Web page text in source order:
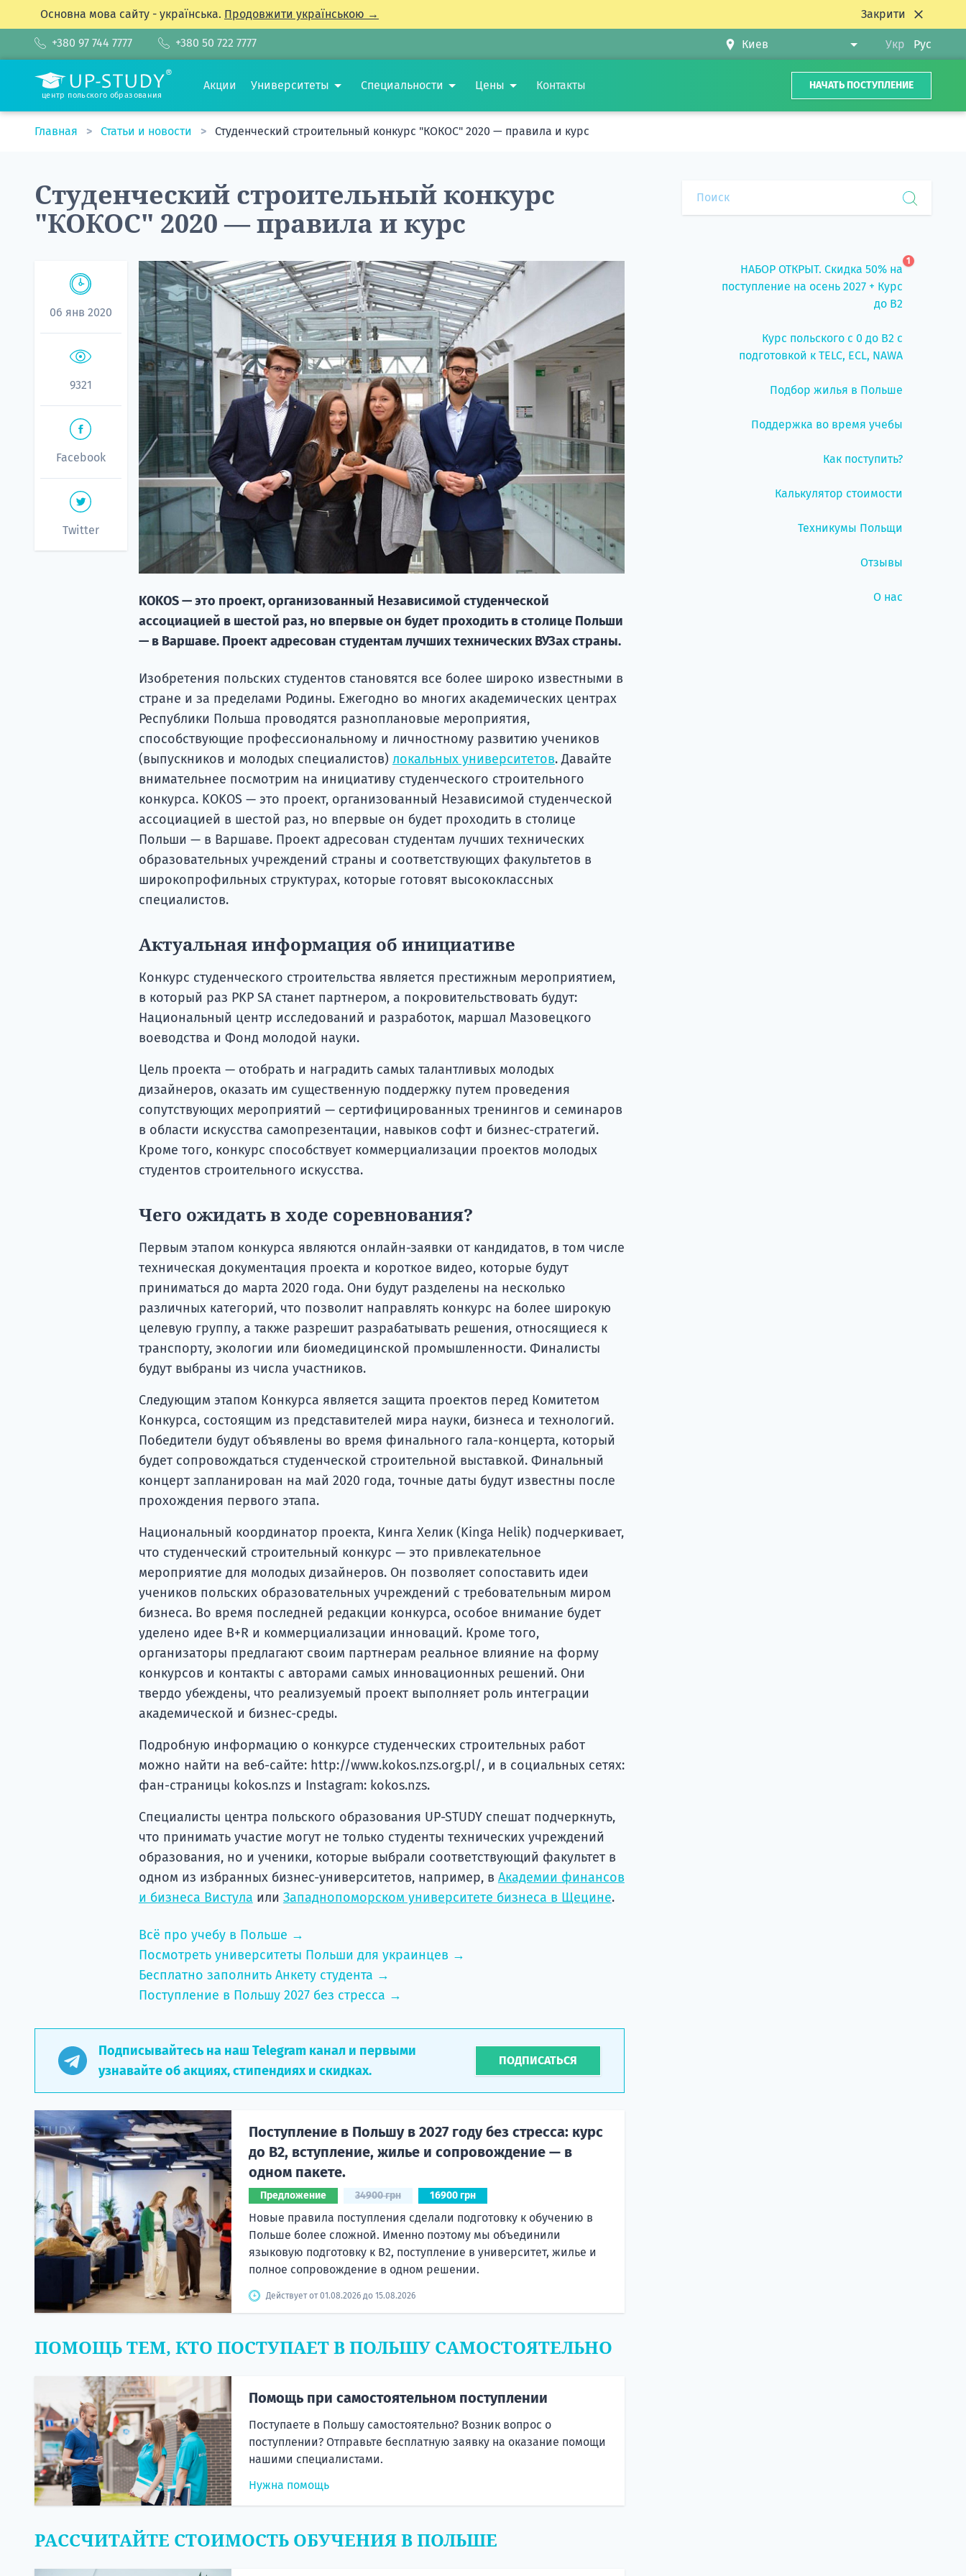
Основна мова сайту - українська. Продовжити українською → Закрити
+380 97 744 7777 +380 50 722 7777 Укр Рус
центр польского образования
Акции Университеты Специальности Цены Контакты НАЧАТЬ ПОСТУПЛЕНИЕ
Главная Статьи и новости Студенческий строительный конкурс "КОКОС" 2020 — правила и курс
Студенческий строительный конкурс
"КОКОС" 2020 — правила и курс
06 янв 2020
9321
Facebook
Twitter
KOKOS — это проект, организованный Независимой студенческой
ассоциацией в шестой раз, но впервые он будет проходить в столице Польши
— в Варшаве. Проект адресован студентам лучших технических ВУЗах страны.
Изобретения польских студентов становятся все более широко известными в
стране и за пределами Родины. Ежегодно во многих академических центрах
Республики Польша проводятся разноплановые мероприятия,
способствующие профессиональному и личностному развитию учеников
(выпускников и молодых специалистов) локальных университетов. Давайте
внимательнее посмотрим на инициативу студенческого строительного
конкурса. KOKOS — это проект, организованный Независимой студенческой
ассоциацией в шестой раз, но впервые он будет проходить в столице
Польши — в Варшаве. Проект адресован студентам лучших технических
образовательных учреждений страны и соответствующих факультетов в
широкопрофильных структурах, которые готовят высококлассных
специалистов.
Актуальная информация об инициативе
Конкурс студенческого строительства является престижным мероприятием,
в который раз PKP SA станет партнером, а покровительствовать будут:
Национальный центр исследований и разработок, маршал Мазовецкого
воеводства и Фонд молодой науки.
Цель проекта — отобрать и наградить самых талантливых молодых
дизайнеров, оказать им существенную поддержку путем проведения
сопутствующих мероприятий — сертифицированных тренингов и семинаров
в области искусства самопрезентации, навыков софт и бизнес-стратегий.
Кроме того, конкурс способствует коммерциализации проектов молодых
студентов строительного искусства.
Чего ожидать в ходе соревнования?
Первым этапом конкурса являются онлайн-заявки от кандидатов, в том числе
техническая документация проекта и короткое видео, которые будут
приниматься до марта 2020 года. Они будут разделены на несколько
различных категорий, что позволит направлять конкурс на более широкую
целевую группу, а также разрешит разрабатывать решения, относящиеся к
транспорту, экологии или биомедицинской промышленности. Финалисты
будут выбраны из числа участников.
Следующим этапом Конкурса является защита проектов перед Комитетом
Конкурса, состоящим из представителей мира науки, бизнеса и технологий.
Победители будут объявлены во время финального гала-концерта, который
будет сопровождаться студенческой строительной выставкой. Финальный
концерт запланирован на май 2020 года, точные даты будут известны после
прохождения первого этапа.
Национальный координатор проекта, Кинга Хелик (Kinga Helik) подчеркивает,
что студенческий строительный конкурс — это привлекательное
мероприятие для молодых дизайнеров. Он позволяет сопоставить идеи
учеников польских образовательных учреждений с требовательным миром
бизнеса. Во время последней редакции конкурса, особое внимание будет
уделено идее B+R и коммерциализации инноваций. Кроме того,
организаторы предлагают своим партнерам реальное влияние на форму
конкурсов и контакты с авторами самых инновационных решений. Они
твердо убеждены, что реализуемый проект выполняет роль интеграции
академической и бизнес-среды.
Подробную информацию о конкурсе студенческих строительных работ
можно найти на веб-сайте: http://www.kokos.nzs.org.pl/, и в социальных сетях:
фан-страницы kokos.nzs и Instagram: kokos.nzs.
Специалисты центра польского образования UP-STUDY спешат подчеркнуть,
что принимать участие могут не только студенты технических учреждений
образования, но и ученики, которые выбрали соответствующий факультет в
одном из избранных бизнес-университетов, например, в Академии финансов
и бизнеса Вистула или Западнопоморском университете бизнеса в Щецине.
Всё про учебу в Польше →
Посмотреть университеты Польши для украинцев →
Бесплатно заполнить Анкету студента →
Поступление в Польшу 2027 без стресса →
Подписывайтесь на наш Telegram канал и первыми
узнавайте об акциях, стипендиях и скидках.
ПОДПИСАТЬСЯ
Поступление в Польшу в 2027 году без стресса: курс
до B2, вступление, жилье и сопровождение — в
одном пакете.
Предложение 34900 грн 16900 грн
Новые правила поступления сделали подготовку к обучению в
Польше более сложной. Именно поэтому мы объединили
языковую подготовку к В2, поступление в университет, жилье и
полное сопровождение в одном решении.
Действует от 01.08.2026 до 15.08.2026
ПОМОЩЬ ТЕМ, КТО ПОСТУПАЕТ В ПОЛЬШУ САМОСТОЯТЕЛЬНО
Помощь при самостоятельном поступлении
Поступаете в Польшу самостоятельно? Возник вопрос о
поступлении? Отправьте бесплатную заявку на оказание помощи
нашими специалистами.
Нужна помощь
РАССЧИТАЙТЕ СТОИМОСТЬ ОБУЧЕНИЯ В ПОЛЬШЕ
НАБОР ОТКРЫТ. Скидка 50% на
поступление на осень 2027 + Курс
до B2
1
Курс польского с 0 до B2 с
подготовкой к TELC, ECL, NAWA
Подбор жилья в Польше
Поддержка во время учебы
Как поступить?
Калькулятор стоимости
Техникумы Польщи
Отзывы
О нас